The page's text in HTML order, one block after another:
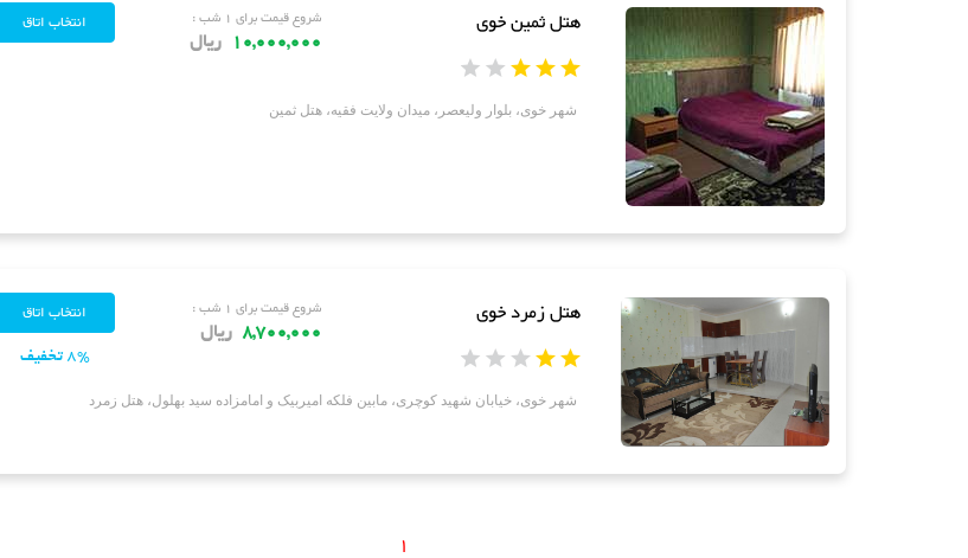
هتل ثمین خوی شروع قیمت برای ۱ شب :
10,000,000 ریال
شهر خوی، بلوار ولیعصر، میدان ولایت فقیه، هتل ثمین
هتل زمرد خوی شروع قیمت برای ۱ شب :
8,700,000 ریال
8% تخفیف
شهر خوی، خیابان شهید کوچری، مابین فلکه امیربیک و امامزاده سید بهلول، هتل زمرد
1